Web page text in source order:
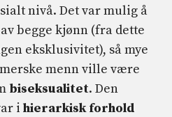
nivå. Det var mulig å
begge kjønn (fra dette
eksklusivitet), så mye
menn ville være
biseksualitet. Den
i hierarkisk forhold